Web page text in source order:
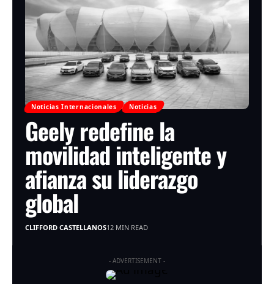
Noticias Internacionales Noticias
Geely redefine la
movilidad inteligente y
afianza su liderazgo
global
CLIFFORD CASTELLANOS12 MIN READ
- ADVERTISEMENT -